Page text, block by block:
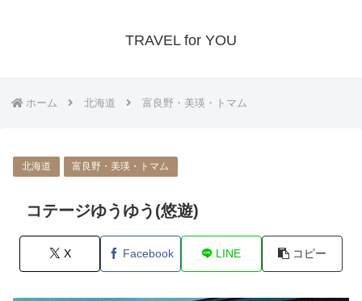
TRAVEL for YOU
ホーム 北海道 富良野・美瑛・トマム
北海道 富良野・美瑛・トマム
コテージゆうゆう(悠遊)
X Facebook LINE コピー